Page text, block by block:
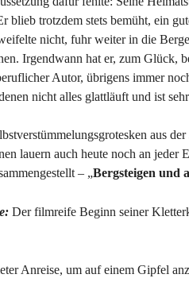
blieb trotzdem stets bemüht, ein
nicht, fuhr weiter in die
Irgendwann hat er, zum Glück,
Autor, übrigens immer
nicht alles glattläuft und ist
aus
lauern auch heute noch an jeder
– „Bergsteigen und
Der filmreife Beginn seiner
Anreise, um auf einem Gipfel